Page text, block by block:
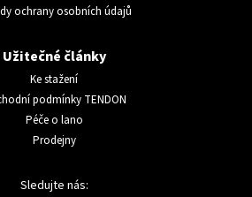
ochrany osobních údajů
Užitečné články
Ke stažení
podmínky TENDON
Péče o lano
Prodejny
Sledujte nás: